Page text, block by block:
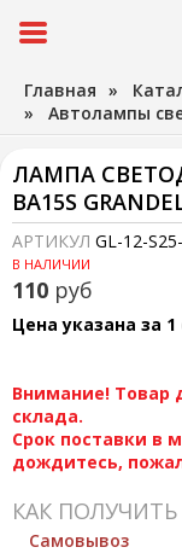
Главная »
» Автолампы
ЛАМПА
BA15S
АРТИКУЛ GL-12-
В НАЛИЧИИ
110 руб
Цена указана за
Внимание! Товар
склада.
Срок поставки в
дождитесь,
КАК
Самовывоз